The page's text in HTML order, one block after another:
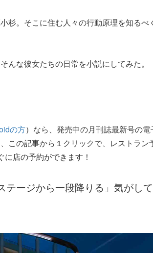
杉。そこに住む人々の行動原理を知るべ
んな彼女たちの日常を小説にしてみた。
の方）なら、発売中の月刊誌最新号の
この記事から１クリックで、レストラン
に店の予約ができます！
テージから一段降りる」気がし